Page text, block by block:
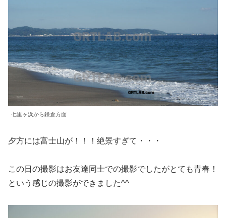
七里ヶ浜から鎌倉方面
夕方には富士山が！！！絶景すぎて・・・
この日の撮影はお友達同士での撮影でしたがとても青春！
という感じの撮影ができました^^